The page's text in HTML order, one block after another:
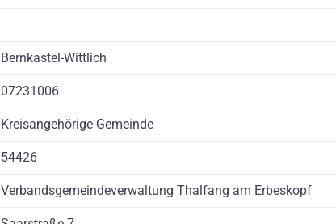
Bernkastel-Wittlich
07231006
Kreisangehörige Gemeinde
54426
Verbandsgemeindeverwaltung Thalfang am Erbeskopf